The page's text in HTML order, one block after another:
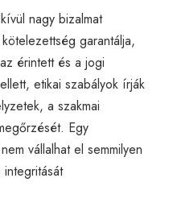
nagy bizalmat
garantálja,
érintett és a jogi
etikai szabályok írják
a szakmai
Egy
vállalhat el semmilyen